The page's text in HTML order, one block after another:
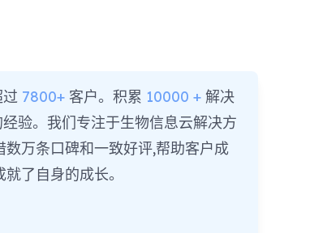
过 7800+ 客户。积累 10000 + 解决
验。我们专注于生物信息云解决方
数万条口碑和一致好评,帮助客户成
就了自身的成长。